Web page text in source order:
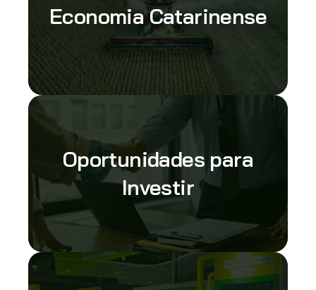
Economia Catarinense
Oportunidades para
Investir